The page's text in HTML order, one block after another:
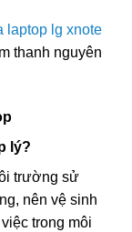
laptop lg xnote
thanh nguyên
lý?
trường sử
nên vệ sinh
trong môi